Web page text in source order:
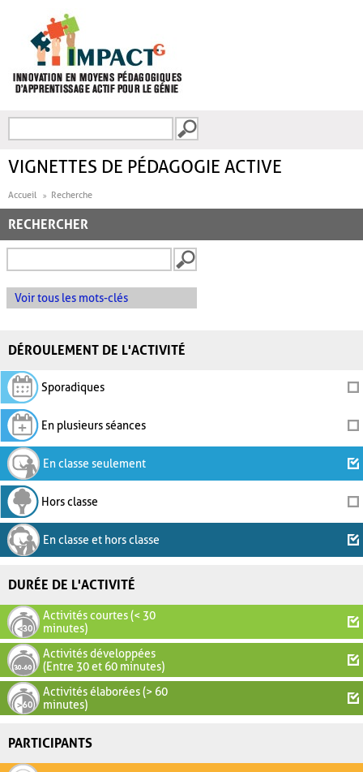
FORMULAIRE DE
VIGNETTES DE PÉDAGOGIE ACTIVE
Accueil Recherche
RECHERCHER
Voir tous les mots-clés
DÉROULEMENT DE L'ACTIVITÉ
Sporadiques
En plusieurs séances
En classe seulement
Hors classe
En classe et hors classe
DURÉE DE L'ACTIVITÉ
Activités courtes (< 30
minutes)
Activités développées
(Entre 30 et 60 minutes)
Activités élaborées (> 60
minutes)
PARTICIPANTS